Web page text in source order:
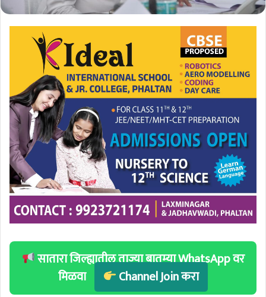
सातारा जिल्ह्यातील ताज्या बातम्या WhatsApp वर
मिळवा
Channel Join करा